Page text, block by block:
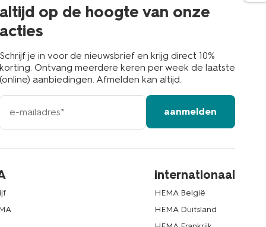
altijd op de hoogte van onze
acties
Schrijf je in voor de nieuwsbrief en krijg direct 10%
korting. Ontvang meerdere keren per week de laatste
(online) aanbiedingen. Afmelden kan altijd.
e-
mailadres
aanmelden
internationaal
HEMA België
HEMA Duitsland